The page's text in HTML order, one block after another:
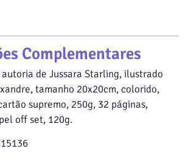
Complementares
de Jussara Starling, ilustrado
tamanho 20x20cm, colorido,
supremo, 250g, 32 páginas,
off set, 120g.